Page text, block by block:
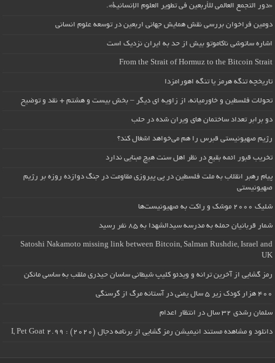
«دور التجمع العالمي للأربعين في تطوير العلوم الإنسانية».
دومین فراخوان بررسی نقش همایش جهانی اربعین در توسعه علوم انسانی
اشاره ساتوشی ناکاموتو بیش از حد به ایران نزدیک است
From the Strait of Hormuz to the Bitcoin Strait
تاریخچه تنگه هرمز یا تنگه اهورامزدا
تحولات فلسطین و خاورمیانه، از زاویه ای دیگر – بخش بیست و هشتم + نقد و توضیح
دو برابر تعداد ساختمان های ویران شده در حلب
رژیم صهیونیستی قبرس را هم می‌خواهد اشغال کند؟
تخریب قبور ائمه بقیع در نظر اهل سنت هیچ مبنایی ندارد
پیام رهبر انقلاب به ملت فلسطین در پی پیروزی مقاومت در جنگ دوازده روزه بر رژیم
صهیونیستی
شلیک ۲۰۰۰ موشک و راکت به صهیونیست‌ها
شمار قربانیان حمله به مدرسه سیدالشهدا به ۸۵ نفر رسید
Satoshi Nakamoto missing link between Bitcoin, Salman Rushdie, Israel and
UK
رمز گشایی از آخرین ترانه و ویدئو کلیپ شیطانی ساسان حیدری ملقب به ساسی مانکن
۴۰۰ هزار کودک زیر ۵ سال یمنی در آستانه مرگ از گرسنگی
سلمان رشدی ۳۲ سال در انتظار اعدام
دانلود و مشاهده مستند انیمیشن رمز گشایی از برنامه دجال (۲۰۲۰) : I, Pet Goat 2.99